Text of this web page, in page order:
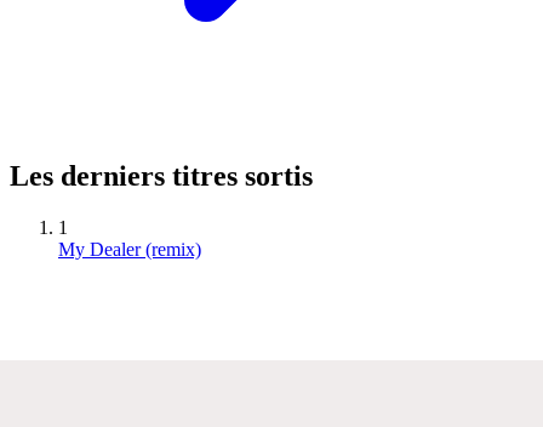
Les derniers titres sortis
1
My Dealer (remix)